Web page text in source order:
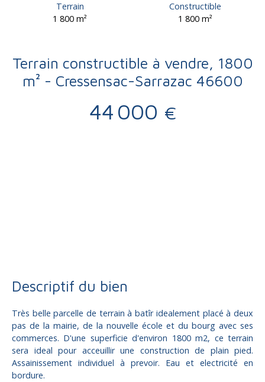
Terrain
1 800m²
Constructible
1 800 m²
Terrain constructible à vendre, 1800
m² - Cressensac-Sarrazac 46600
44 000 €
Descriptif du bien
Très belle parcelle de terrain à batîr idealement placé à deux
pas de la mairie, de la nouvelle école et du bourg avec ses
commerces. D'une superficie d'environ 1800 m2, ce terrain
sera ideal pour acceuillir une construction de plain pied.
Assainissement individuel à prevoir. Eau et electricité en
bordure.